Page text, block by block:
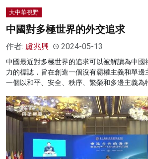
大中華視野
中國對多極世界的外交追求
作者: 盧兆興 2024-05-13
中國最近對多極世界的追求可以被解讀為中國
力的標誌，旨在創造一個沒有霸權主義和單邊
一個以和平、安全、秩序、繁榮和多邊主義為